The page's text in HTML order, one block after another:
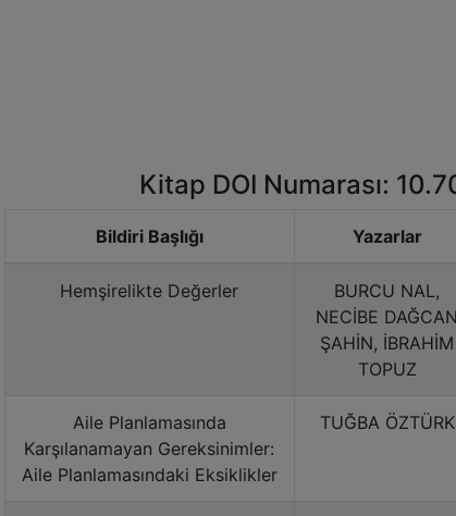
Kitap DOI Numarası:
Bildiri Başlığı Yazarlar
Hemşirelikte Değerler
BURCU NAL,
NECİBE DAĞCAN
ŞAHİN, İBRAHİM
TOPUZ
Aile Planlamasında
Karşılanamayan Gereksinimler:
Aile Planlamasındaki Eksiklikler
TUĞBA ÖZTÜRK